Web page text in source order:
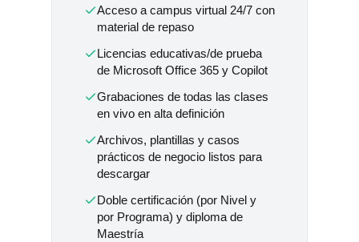
Acceso a campus virtual 24/7 con
material de repaso
Licencias educativas/de prueba
de Microsoft Office 365 y Copilot
Grabaciones de todas las clases
en vivo en alta definición
Archivos, plantillas y casos
prácticos de negocio listos para
descargar
Doble certificación (por Nivel y
por Programa) y diploma de
Maestría